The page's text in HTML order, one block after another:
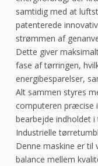
samtidig med at
patenterede
strømmen af
Dette giver
fase af tørringen,
energibesparelser,
Alt sammen styres
computeren præcise
bearbejde indholdet
Industrielle
Denne maskine er til
balance mellem